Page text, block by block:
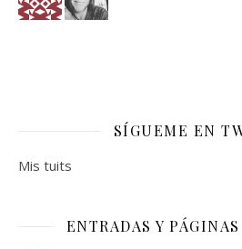
SÍGUEME EN
Mis tuits
ENTRADAS Y